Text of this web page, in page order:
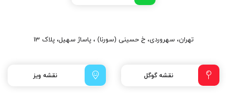
تهران، سهروردی، خ حسینی (سورنا) ، پاساژ سهیل، پلاک 13
نقشه گوگل نقشه ویز